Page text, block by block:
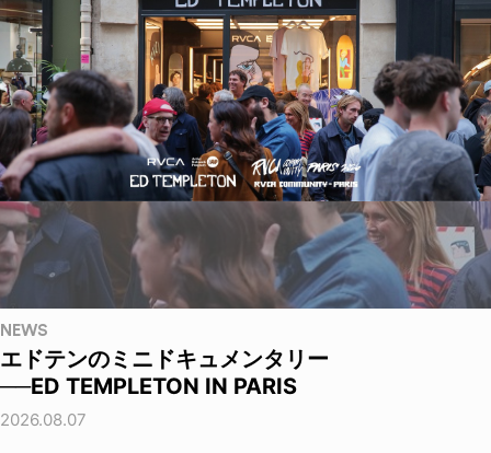
NEWS
エドテンのミニドキュメンタリー
──ED TEMPLETON IN PARIS
2026.08.07